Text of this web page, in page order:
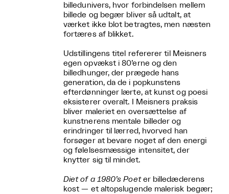
billedunivers, hvor forbindelsen mellem
billede og begær bliver så udtalt, at
værket ikke blot betragtes, men næsten
fortæres af blikket.
Udstillingens titel refererer til Meisners
egen opvækst i 80’erne og den
billedhunger, der prægede hans
generation, da de i popkunstens
efterdønninger lærte, at kunst og poesi
eksisterer overalt. I Meisners praksis
bliver maleriet en oversættelse af
kunstnerens mentale billeder og
erindringer til lærred, hvorved han
forsøger at bevare noget af den energi
og følelsesmæssige intensitet, der
knytter sig til mindet.
Diet of a 1980’s Poeter billedæderens
kost — et altopslugende malerisk begær;